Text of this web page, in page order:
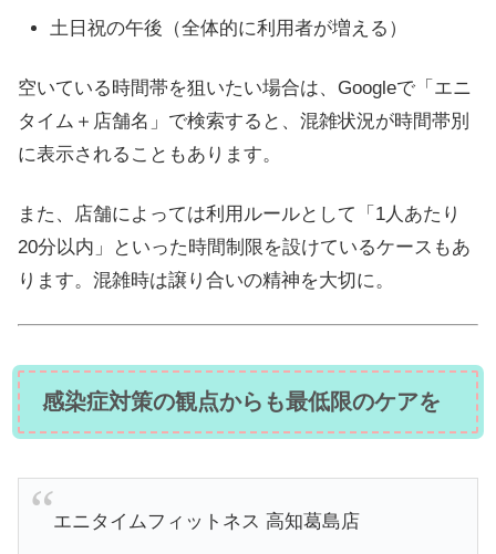
土日祝の午後（全体的に利用者が増える）
空いている時間帯を狙いたい場合は、Googleで「エニ
タイム＋店舗名」で検索すると、混雑状況が時間帯別
に表示されることもあります。
また、店舗によっては利用ルールとして「1人あたり
20分以内」といった時間制限を設けているケースもあ
ります。混雑時は譲り合いの精神を大切に。
感染症対策の観点からも最低限のケアを
エニタイムフィットネス 高知葛島店